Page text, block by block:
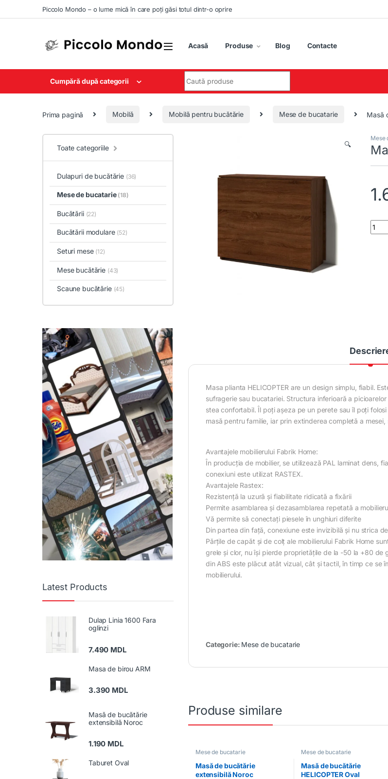
Skip to navigation
Skip to contentPiccolo Mondo – o lume mică în care poți găsi totul dintr-o oprire
Acasă Produse Blog Contacte
Cumpără după categorii
Prima pagină Mobilă Mobilă pentru bucătărie Mese de bucatarie Masă
🔍
Mese
Masa plianta HELICOPTER are un design simplu, fiabil.
sufragerie sau bucatariei. Structura inferioară a
stea confortabil. Îl poți așeza pe un perete sau îl poți
masă pentru familie, iar prin extinderea completă a
Avantajele mobilierului Fabrik Home:
În producția de mobilier, se utilizează PAL laminat dens,
conexiuni este utilizat RASTEX.
Avantajele Rastex:
Rezistență la uzură și fiabilitate ridicată a fixării
Permite asamblarea și dezasamblarea repetată a
Vă permite să conectați piesele în unghiuri diferite
Din partea din față, conexiune este invizibilă și nu strica
Părțile de capăt și de colț ale mobilierului Fabrik Home
grele și clor, nu își pierde proprietățile de la -50 la +80
din ABS este plăcut atât vizual, cât și tactil, în timp ce se
mobilierului.
Categorie: Mese de bucatarie
Produse similare
Mese de bucatarie
Masă de bucătărie
extensibilă Noroc
Mese de bucatarie
Masă de bucătărie
HELICOPTER Oval
Toate categoriile
Dulapuri de bucătărie (36)
Mese de bucatarie (18)
Bucătării (22)
Bucătării modulare (52)
Seturi mese (12)
Mese bucătărie (43)
Scaune bucătărie (45)
Latest Products
Dulap Linia 1600 Fara
oglinzi
7.490 MDL
Masa de birou ARM
3.390 MDL
Masă de bucătărie
extensibilă Noroc
1.190 MDL
Taburet Oval